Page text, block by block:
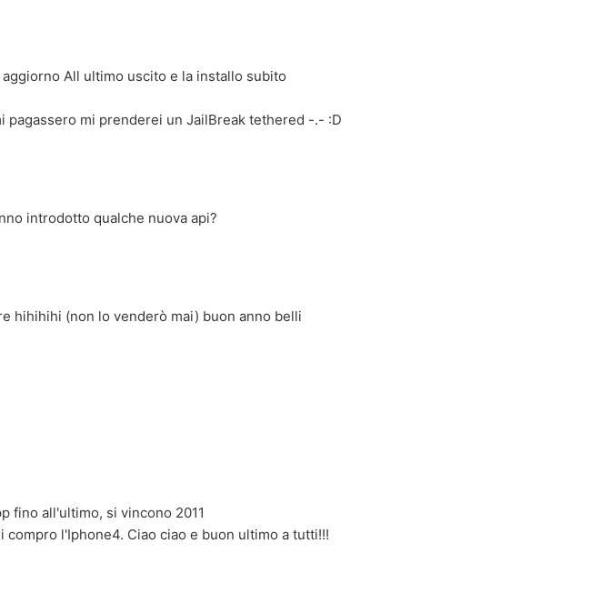
All ultimo uscito e la installo subito
pagassero mi prenderei un JailBreak tethered -.- :D
introdotto qualche nuova api?
hihihihi (non lo venderò mai) buon anno belli
fino all'ultimo, si vincono 2011
l'Iphone4. Ciao ciao e buon ultimo a tutti!!!